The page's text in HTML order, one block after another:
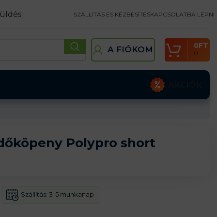
SZÁLLÍTÁS ÉS KÉZBESÍTÉSKAPCSOLATBA LÉPNI
A FIÓKOM 0
0FT
Polypro short
Szállítás: 3-5 munkanap